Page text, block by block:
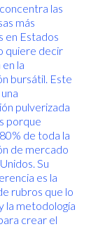
las
más
en Estados
quiere decir
la
bursátil. Este
pulverizada
porque
de toda la
de mercado
Su
es la
rubros que lo
la metodología
crear el